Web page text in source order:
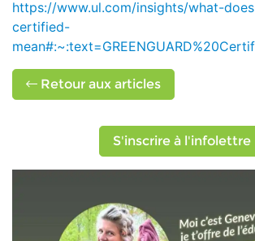
https://www.ul.com/insights/what-
certified-
Retour aux articles
S'inscrire à l'infolettre